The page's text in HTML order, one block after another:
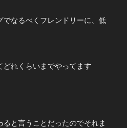
でなるべくフレンドリーに、低
どれくらいまでやってます
と言うことだったのでそれま